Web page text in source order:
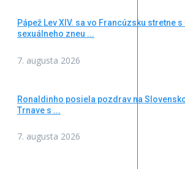
Pápež Lev XIV. sa vo Francúzsku stretne
sexuálneho zneu ...
7. augusta 2026
Ronaldinho posiela pozdrav na
Trnave s ...
7. augusta 2026